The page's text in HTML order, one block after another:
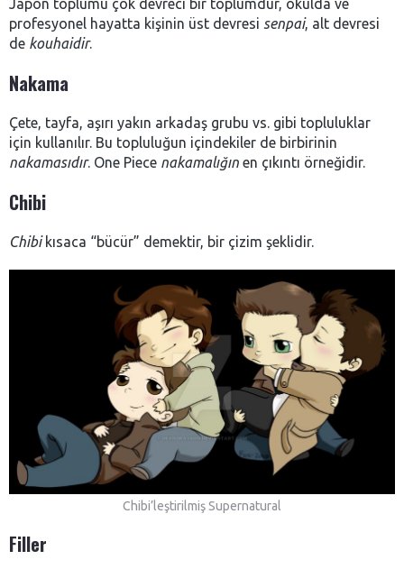
Japon toplumu çok devreci bir toplumdur, okulda ve
profesyonel hayatta kişinin üst devresi senpai, alt devresi
de kouhaidir.
Nakama
Çete, tayfa, aşırı yakın arkadaş grubu vs. gibi topluluklar
için kullanılır. Bu topluluğun içindekiler de birbirinin
nakamasıdır. One Piece nakamalığın en çıkıntı örneğidir.
Chibi
Chibikısaca “bücür” demektir, bir çizim şeklidir.
Chibi’leştirilmiş Supernatural
Filler